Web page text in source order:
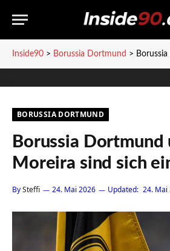
Inside90 > Borussia Dortmund > Borussia
BORUSSIA DORTMUND
Borussia Dortmund
Moreira sind sich
BySteffi 24. Mai 2026 Updated: 24. Mai